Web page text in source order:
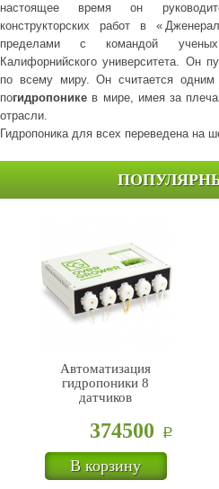
настоящее время он
конструкторских работ в «
пределами с командой
Калифорнийского университета. Он
по всему миру. Он считается
погидропонике в мире, имея за
отрасли.
Гидропоника для всех переведена на
Автоматизация
гидропоники 8
датчиков
374500 Р
В корзину